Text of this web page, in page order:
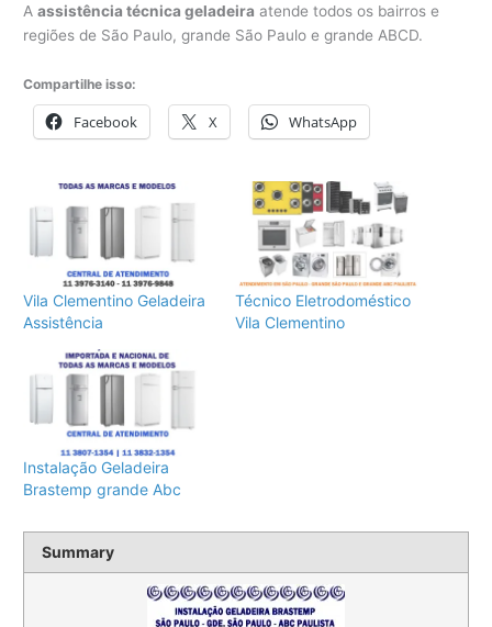
Aassistência técnica geladeira atende todos os bairros e
regiões de São Paulo, grande São Paulo e grande ABCD.
Compartilhe isso:
Facebook X WhatsApp
Vila Clementino Geladeira
Assistência
Técnico Eletrodoméstico
Vila Clementino
Instalação Geladeira
Brastemp grande Abc
Summary